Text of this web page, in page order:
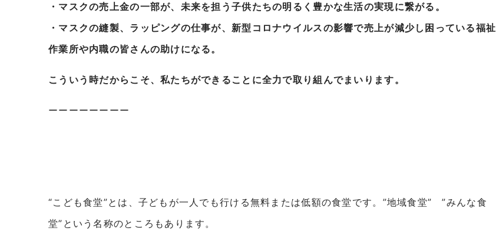
・マスクの売上金の一部が、未来を担う子供たちの明るく豊かな生活の実現に繋がる。
・マスクの縫製、ラッピングの仕事が、新型コロナウイルスの影響で売上が減少し困っている福祉
作業所や内職の皆さんの助けになる。
こういう時だからこそ、私たちができることに全力で取り組んでまいります。
ーーーーーーーー
“こども食堂”とは、子どもが一人でも行ける無料または低額の食堂です。”地域食堂” ”みんな食
堂”という名称のところもあります。